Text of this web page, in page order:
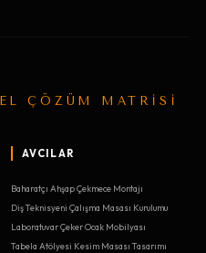
ÇÖZÜM MATRİSİ
AVCILAR
Baharatçı Ahşap Çekmece Montajı
Diş Teknisyeni Çalışma Masası Kurulumu
Laboratuvar Çeker Ocak Mobilyası
Tabela Atölyesi Kesim Masası Tasarımı